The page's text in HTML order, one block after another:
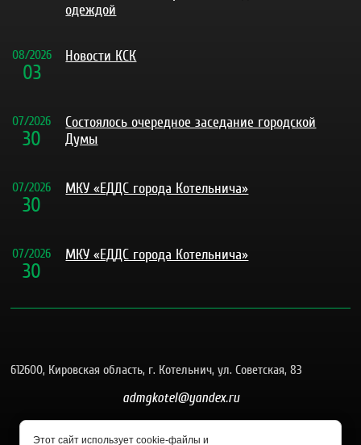
одеждой
03
08/2026 Новости КСК
30
07/2026
Состоялось очередное заседание городской
Думы
30
07/2026 МКУ «ЕДДС города Котельнича»
30
07/2026 МКУ «ЕДДС города Котельнича»
612600, Кировская область, г. Котельнич, ул. Советская, 83
admgkotel@yandex.ru
8 (83342) 4-26-58
Этот сайт использует cookie-файлы и